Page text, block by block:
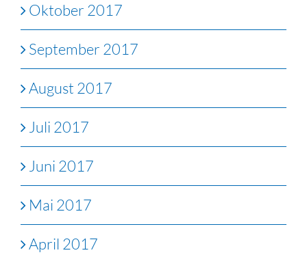
Oktober 2017
September 2017
August 2017
Juli 2017
Juni 2017
Mai 2017
April 2017